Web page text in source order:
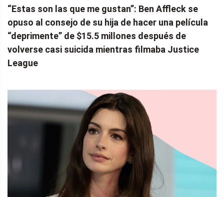
“Estas son las que me gustan”: Ben Affleck se
opuso al consejo de su hija de hacer una película
“deprimente” de $15.5 millones después de
volverse casi suicida mientras filmaba Justice
League